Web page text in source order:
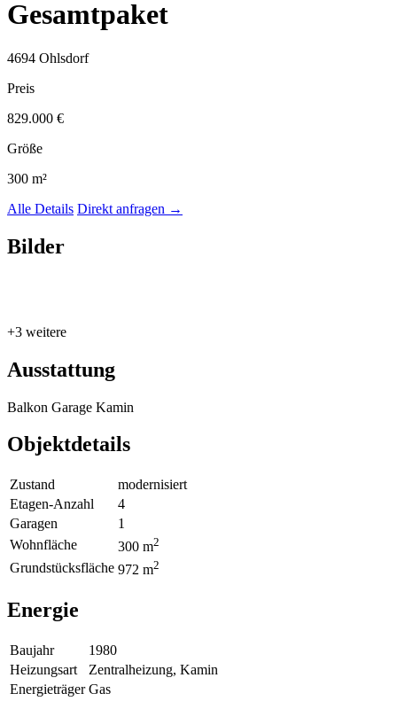
Gesamtpaket
4694 Ohlsdorf
Preis
829.000 €
Größe
300 m²
Alle Details Direkt anfragen →
Bilder
+3 weitere
Ausstattung
Balkon Garage Kamin
Objektdetails
Zustand
modernisiert
Etagen-Anzahl
4
Garagen
1
Wohnfläche
300 m2
Grundstücksfläche 972 m2
Energie
Baujahr
1980
Heizungsart
Zentralheizung, Kamin
Energieträger Gas